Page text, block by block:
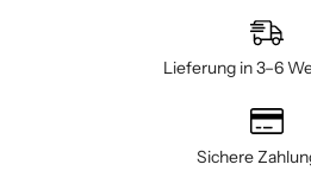
Lieferung in 3–6
Sichere